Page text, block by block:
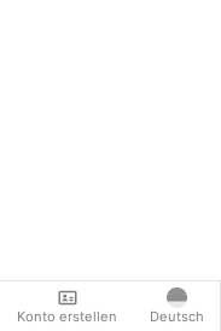
Konto erstellen Deutsch